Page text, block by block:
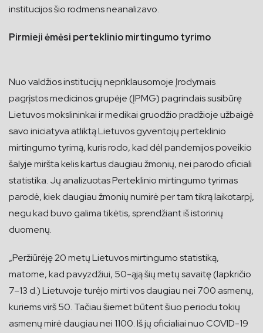
institucijos šio rodmens neanalizavo.
Pirmieji ėmėsi perteklinio mirtingumo tyrimo
Nuo valdžios institucijų nepriklausomoje Įrodymais
pagrįstos medicinos grupėje (ĮPMG) pagrindais susibūrę
Lietuvos mokslininkai ir medikai gruodžio pradžioje užbaigė
savo iniciatyva atliktą Lietuvos gyventojų perteklinio
mirtingumo tyrimą, kuris rodo, kad dėl pandemijos poveikio
šalyje miršta kelis kartus daugiau žmonių, nei parodo oficiali
statistika. Jų analizuotas Perteklinio mirtingumo tyrimas
parodė, kiek daugiau žmonių numirė per tam tikrą laikotarpį,
negu kad buvo galima tikėtis, sprendžiant iš istorinių
duomenų.
„Peržiūrėję 20 metų Lietuvos mirtingumo statistiką,
matome, kad pavyzdžiui, 50-ąją šių metų savaitę (lapkričio
7–13 d.) Lietuvoje turėjo mirti vos daugiau nei 700 asmenų,
kuriems virš 50. Tačiau šiemet būtent šiuo periodu tokių
asmenų mirė daugiau nei 1100. Iš jų oficialiai nuo COVID-19